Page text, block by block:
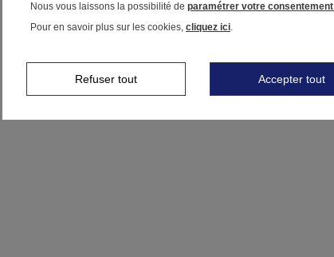
Nous vous laissons la possibilité de paramétrer votre consentement
Pour en savoir plus sur les cookies, cliquez ici.
Refuser tout Accepter tout